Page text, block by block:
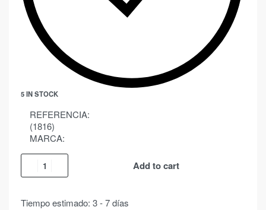
5 IN STOCK
REFERENCIA:
(1816)
MARCA:
Add to cart
Tiempo estimado: 3 - 7 días